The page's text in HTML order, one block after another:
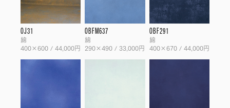
OJ31
綿
400×600 / 44,000円
OBFM637
綿
290×490 / 33,000円
OBF291
綿
400×670 / 44,000円